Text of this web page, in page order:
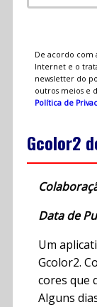
De acordo com
Internet e o
newsletter do
outros meios e
Política de
Gcolor2
Data de
Um
Gcolor2.
cores que
Alguns